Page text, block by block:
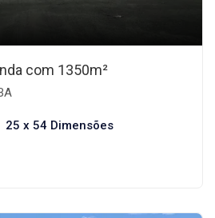
com 1350m²
25 x 54 Dimensões